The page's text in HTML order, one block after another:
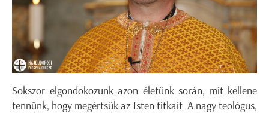
Sokszor elgondokozunk azon életünk során, mit kellene
tennünk, hogy megértsük az Isten titkait. A nagy teológus,